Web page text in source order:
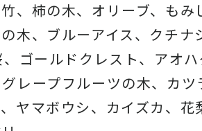
、柿の木、オリーブ、もみ
木、ブルーアイス、クチナ
ゴールドクレスト、アオハ
レープフルーツの木、カツ
ヤマボウシ、カイズカ、花